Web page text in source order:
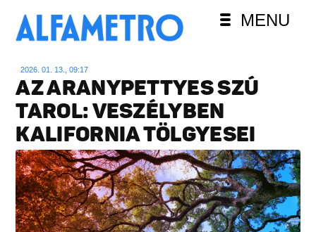
MENU
2026. 01. 13., 09:17
AZ ARANYPETTYES SZÚ
TAROL: VESZÉLYBEN
KALIFORNIA TÖLGYESEI